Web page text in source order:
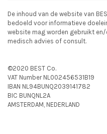
De inhoud van de website van
bedoeld voor informatieve
website mag worden gebruikt
medisch advies of consult.
©2020 BEST Co.
VAT Number NL002456531B19
IBAN NL94BUNQ2039141782
BIC BUNQNL2A
AMSTERDAM, NEDERLAND